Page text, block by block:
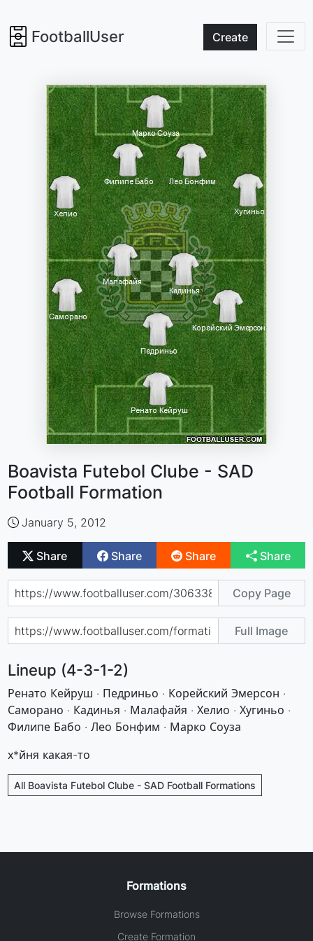
FootballUser Create
Boavista Futebol Clube - SAD
Football Formation
January 5, 2012
Share Share Share Share
Copy Page
Full Image
Lineup (4-3-1-2)
Ренато Кейруш · Педриньо · Корейский Эмерсон ·
Саморано · Кадинья · Малафайя · Хелио · Хугиньо ·
Филипе Бабо · Лео Бонфим · Марко Соуза
х*йня какая-то
All Boavista Futebol Clube - SAD Football Formations
Formations
Browse Formations
Create Formation